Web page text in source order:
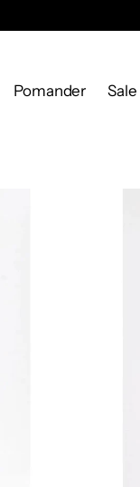
Pomander Sale